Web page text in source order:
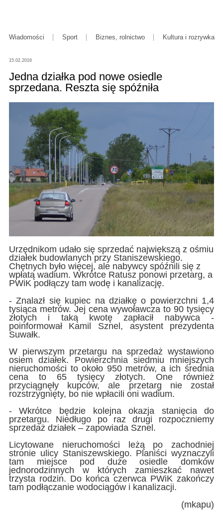
Wiadomości Sport Biznes, rolnictwo Kultura i rozrywka
15.02.2016
Jedna działka pod nowe osiedle
sprzedana. Reszta się spóźniła
Urzędnikom udało się sprzedać największą z ośmiu
działek budowlanych przy Staniszewskiego.
Chętnych było więcej, ale nabywcy spóźnili się z
wpłatą wadium. Wkrótce Ratusz ponowi przetarg, a
PWiK podłączy tam wodę i kanalizację.
- Znalazł się kupiec na działkę o powierzchni 1,4
tysiąca metrów. Jej cena wywoławcza to 90 tysięcy
złotych i taką kwotę zapłacił nabywca -
poinformował Kamil Sznel, asystent prezydenta
Suwałk.
W pierwszym przetargu na sprzedaż wystawiono
osiem działek. Powierzchnia siedmiu mniejszych
nieruchomości to około 950 metrów, a ich średnia
cena to 65 tysięcy złotych. One również
przyciągnęły kupców, ale przetarg nie został
rozstrzygnięty, bo nie wpłacili oni wadium.
- Wkrótce będzie kolejna okazja stanięcia do
przetargu. Niedługo po raz drugi rozpoczniemy
sprzedaż działek – zapowiada Sznel.
Licytowane nieruchomości leżą po zachodniej
stronie ulicy Staniszewskiego. Planiści wyznaczyli
tam miejsce pod duże osiedle domków
jednorodzinnych w których zamieszkać nawet
trzysta rodzin. Do końca czerwca PWiK zakończy
tam podłączanie wodociągów i kanalizacji.
(mkapu)